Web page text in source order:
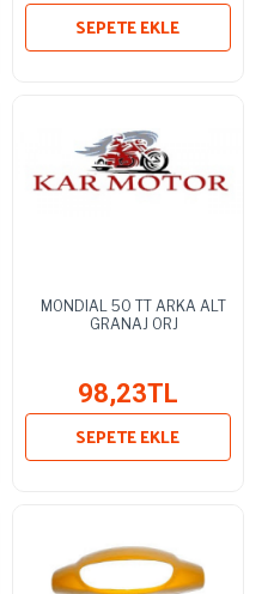
SEPETE EKLE
MONDIAL 50 TT ARKA ALT
GRANAJ ORJ
98,23TL
SEPETE EKLE